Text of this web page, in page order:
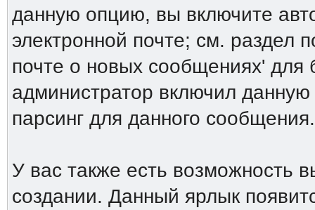
данную опцию, вы включите
электронной почте; см. раздел
почте о новых сообщениях'
администратор включил
парсинг для данного сообщения.
У вас также есть возможность
создании. Данный ярлык